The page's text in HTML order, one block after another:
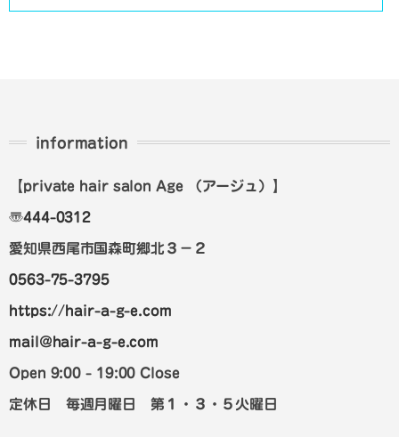
information
【private hair salon Age （アージュ） 】
〠444-0312
愛知県西尾市国森町郷北３－２
0563-75-3795
https://hair-a-g-e.com
mail@hair-a-g-e.com
Open 9:00 - 19:00 Close
定休日 毎週月曜日 第１・３・５火曜日